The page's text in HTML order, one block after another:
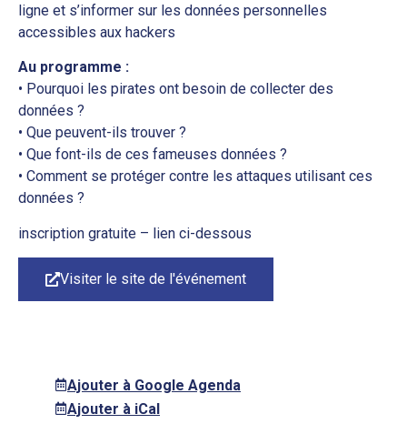
ligne et s’informer sur les données personnelles
accessibles aux hackers
Au programme :
• Pourquoi les pirates ont besoin de collecter des
données ?
• Que peuvent-ils trouver ?
• Que font-ils de ces fameuses données ?
• Comment se protéger contre les attaques utilisant ces
données ?
inscription gratuite – lien ci-dessous
Visiter le site de l'événement
Ajouter à Google Agenda
Ajouter à iCal